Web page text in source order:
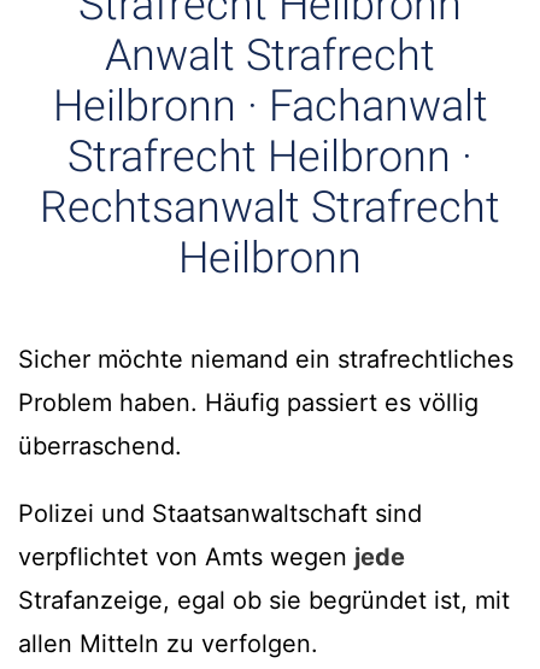
Anwalt Strafrecht
Heilbronn · Fachanwalt
Strafrecht Heilbronn ·
Rechtsanwalt Strafrecht
Heilbronn
Sicher möchte niemand ein strafrechtliches
Problem haben. Häufig passiert es völlig
überraschend.
Polizei und Staatsanwaltschaft sind
verpflichtet von Amts wegen jede
Strafanzeige, egal ob sie begründet ist, mit
allen Mitteln zu verfolgen.